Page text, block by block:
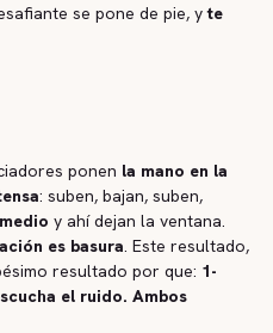
se pone de pie, yte
ponen la mano en la
: suben, bajan, suben,
y ahí dejan la ventana.
es basura . Este resultado,
resultado por que: 1-
el ruido. Ambos